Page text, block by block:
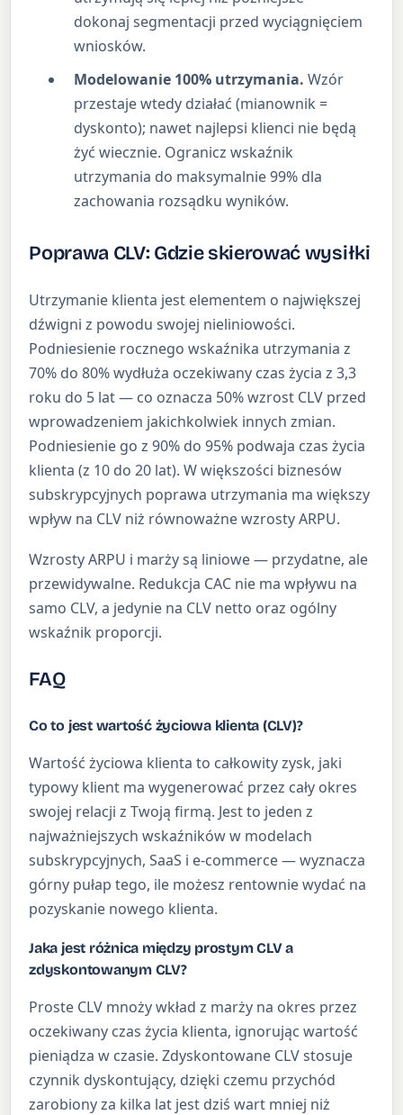
dokonaj segmentacji przed wyciągnięciem
wniosków.
Modelowanie 100% utrzymania. Wzór
przestaje wtedy działać (mianownik =
dyskonto); nawet najlepsi klienci nie będą
żyć wiecznie. Ogranicz wskaźnik
utrzymania do maksymalnie 99% dla
zachowania rozsądku wyników.
Poprawa CLV: Gdzie skierować wysiłki
Utrzymanie klienta jest elementem o największej
dźwigni z powodu swojej nieliniowości.
Podniesienie rocznego wskaźnika utrzymania z
70% do 80% wydłuża oczekiwany czas życia z 3,3
roku do 5 lat — co oznacza 50% wzrost CLV przed
wprowadzeniem jakichkolwiek innych zmian.
Podniesienie go z 90% do 95% podwaja czas życia
klienta (z 10 do 20 lat). W większości biznesów
subskrypcyjnych poprawa utrzymania ma większy
wpływ na CLV niż równoważne wzrosty ARPU.
Wzrosty ARPU i marży są liniowe — przydatne, ale
przewidywalne. Redukcja CAC nie ma wpływu na
samo CLV, a jedynie na CLV netto oraz ogólny
wskaźnik proporcji.
FAQ
Co to jest wartość życiowa klienta (CLV)?
Wartość życiowa klienta to całkowity zysk, jaki
typowy klient ma wygenerować przez cały okres
swojej relacji z Twoją firmą. Jest to jeden z
najważniejszych wskaźników w modelach
subskrypcyjnych, SaaS i e-commerce — wyznacza
górny pułap tego, ile możesz rentownie wydać na
pozyskanie nowego klienta.
Jaka jest różnica między prostym CLV a
zdyskontowanym CLV?
Proste CLV mnoży wkład z marży na okres przez
oczekiwany czas życia klienta, ignorując wartość
pieniądza w czasie. Zdyskontowane CLV stosuje
czynnik dyskontujący, dzięki czemu przychód
zarobiony za kilka lat jest dziś wart mniej niż